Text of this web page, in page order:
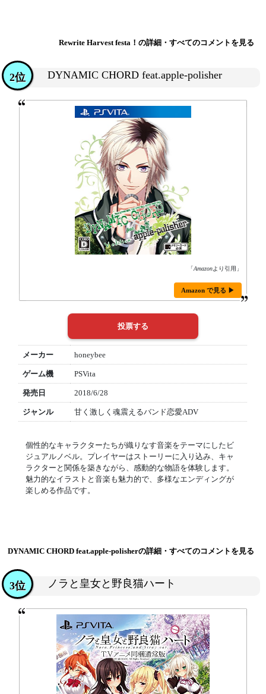
Rewrite Harvest festa！の詳細・すべてのコメントを見る
DYNAMIC CHORD feat.apple-polisher
2位
「Amazonより引用」
Amazon で見る ▶
メーカー honeybee
ゲーム機 PSVita
発売日 2018/6/28
ジャンル 甘く激しく魂震えるバンド恋愛ADV
個性的なキャラクターたちが織りなす音楽をテーマにしたビ
ジュアルノベル。プレイヤーはストーリーに入り込み、キャ
ラクターと関係を築きながら、感動的な物語を体験します。
魅力的なイラストと音楽も魅力的で、多様なエンディングが
楽しめる作品です。
DYNAMIC CHORD feat.apple-polisherの詳細・すべてのコメントを見る
ノラと皇女と野良猫ハート
3位